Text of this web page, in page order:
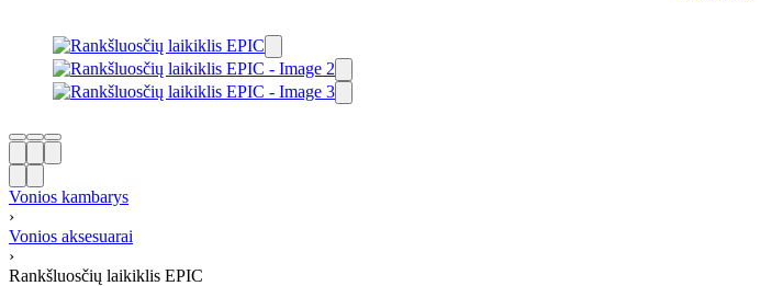
Vonios kambarys
›
Vonios aksesuarai
›
Rankšluosčių laikiklis EPIC